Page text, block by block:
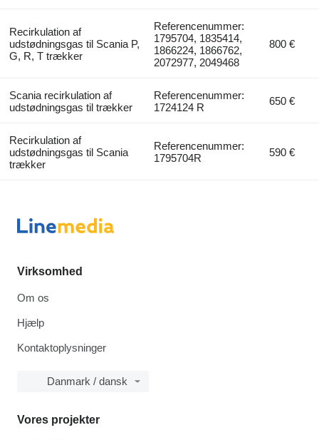
Recirkulation af
udstødningsgas til Scania P,
G, R, T trækker
Referencenummer:
1795704, 1835414,
1866224, 1866762,
2072977, 2049468
800 €
Scania recirkulation af
udstødningsgas til trækker
Referencenummer:
1724124 R
650 €
Recirkulation af
udstødningsgas til Scania
trækker
Referencenummer:
1795704R
590 €
Virksomhed
Om os
Hjælp
Kontaktoplysninger
Danmark / dansk
Vores projekter